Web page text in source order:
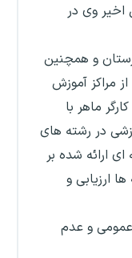
وی در
و همچنین
مراکز آموزش
ماهر با
دوره آموزشی در رشته های
ارائه شده بر
ارزیابی و
عمومی و عدم